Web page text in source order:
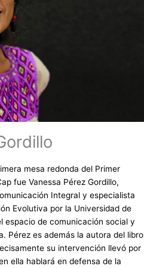
mesa redonda del Primer
fue Vanessa Pérez Gordillo,
Integral y especialista
Evolutiva por la Universidad de
espacio de comunicación social y
Pérez es además la autora del libro
su intervención llevó por
ella hablará en defensa de la